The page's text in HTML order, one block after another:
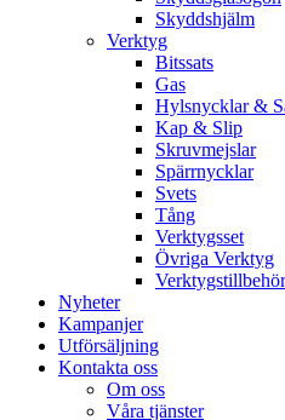
Skyddshjälm
Verktyg
Bitssats
Gas
Hylsnycklar &
Kap & Slip
Skruvmejslar
Spärrnycklar
Svets
Tång
Verktygsset
Övriga Verktyg
Verktygstillbehör
Nyheter
Kampanjer
Utförsäljning
Kontakta oss
Om oss
Våra tjänster